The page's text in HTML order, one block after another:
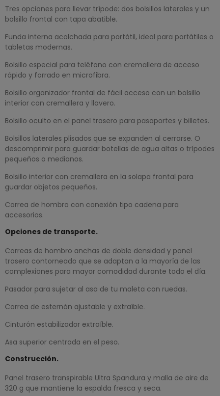
Tres opciones para llevar trípode: dos bolsillos laterales y un
bolsillo frontal con tapa abatible.
Funda interna acolchada para portátil, ideal para portátiles o
tabletas modernas.
Bolsillo especial para teléfono con cremallera de acceso
rápido y forrado en microfibra.
Bolsillo organizador frontal de fácil acceso con un bolsillo
interior con cremallera y llavero.
Bolsillo oculto en el panel trasero para pasaportes y billetes.
Bolsillos laterales plisados ​​que se expanden al cerrarse. O
descomprimir para guardar botellas de agua altas o trípodes
pequeños o medianos.
Bolsillo interior con cremallera en la solapa frontal para
guardar objetos pequeños.
Correa de hombro con conexión tipo cadena para
accesorios.
Opciones de transporte.
Correas de hombro anchas de doble densidad y panel
trasero contorneado que se adaptan a la mayoría de las
complexiones para mayor comodidad durante todo el día.
Pasador para sujetar al asa de tu maleta con ruedas.
Correa de esternón ajustable y extraíble.
Cinturón estabilizador extraíble.
Asa superior centrada en el peso.
Construcción.
Panel trasero transpirable Ultra Spandura y malla de aire de
320 g que mantiene la espalda fresca y seca.